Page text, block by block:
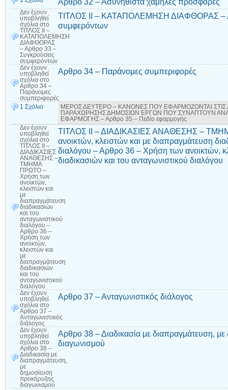
Δεν έχουν
υποβληθεί
σχόλια στο
ΤΙΤΛΟΣ ΙΙ –
ΚΑΤΑΠΟΛΕΜΗΣΗ
ΔΙΑΦΘΟΡΑΣ
– Αρθρο 33 –
Συγκρούσεις
συμφερόντων
ΤΙΤΛΟΣ ΙΙ – ΚΑΤΑΠΟΛΕΜΗΣΗ ΔΙΑΦΘΟΡΑΣ –
συμφερόντων
Δεν έχουν
υποβληθεί
σχόλια στο
Αρθρο 34 –
Παράνομες
συμπεριφορές
Αρθρο 34 – Παράνομες συμπεριφορές
1 Σχόλιο
ΜΕΡΟΣ ΔΕΥΤΕΡΟ – ΚΑΝΟΝΕΣ ΠΟΥ ΕΦΑΡΜΟΖΟΝΤΑΙ ΣΤΙΣ
ΠΑΡΑΧΩΡΗΣΗΣ ΔΗΜΟΣΙΩΝ ΕΡΓΩΝ ΠΟΥ ΣΥΝΑΠΤΟΥΝ
ΕΦΑΡΜΟΓΗΣ – Αρθρο 35 – Πεδίο εφαρμογής
Δεν έχουν
υποβληθεί
σχόλια στο
ΤΙΤΛΟΣ ΙΙ –
ΔΙΑΔΙΚΑΣΙΕΣ
ΑΝΑΘΕΣΗΣ –
ΤΜΗΜΑ
ΠΡΩΤΟ –
Χρήση των
ανοικτών,
κλειστών και
με
διαπραγμάτευση
διαδικασιών
και του
ανταγωνιστικού
διαλόγου –
Αρθρο 36 –
Χρήση των
ανοικτών,
κλειστών και
με
διαπραγμάτευση
διαδικασιών
και του
ανταγωνιστικού
διαλόγου
ΤΙΤΛΟΣ ΙΙ – ΔΙΑΔΙΚΑΣΙΕΣ ΑΝΑΘΕΣΗΣ –
ανοικτών, κλειστών και με διαπραγμάτευση
διαλόγου – Αρθρο 36 – Χρήση των ανοικτών,
διαδικασιών και του ανταγωνιστικού διαλόγου
Δεν έχουν
υποβληθεί
σχόλια στο
Αρθρο 37 –
Ανταγωνιστικός
διάλογος
Αρθρο 37 – Ανταγωνιστικός διάλογος
Δεν έχουν
υποβληθεί
σχόλια στο
Αρθρο 38 –
Διαδικασία με
διαπραγμάτευση,
με
δημοσίευση
προκήρυξης
διαγωνισμού
Αρθρο 38 – Διαδικασία με διαπραγμάτευση,
διαγωνισμού